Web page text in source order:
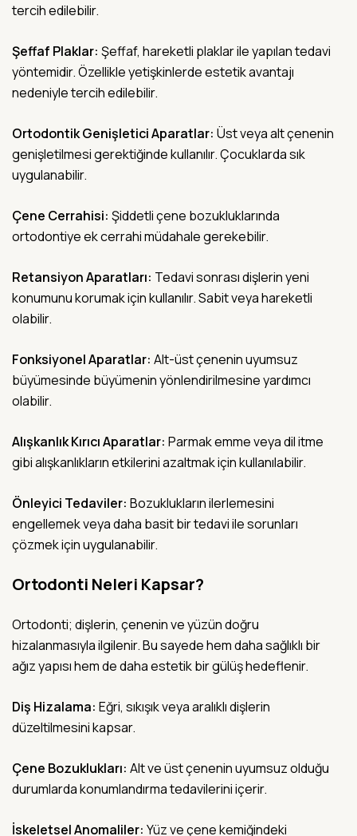
tercih edilebilir.
Şeffaf Plaklar: Şeffaf, hareketli plaklar ile yapılan tedavi
yöntemidir. Özellikle yetişkinlerde estetik avantajı
nedeniyle tercih edilebilir.
Ortodontik Genişletici Aparatlar: Üst veya alt çenenin
genişletilmesi gerektiğinde kullanılır. Çocuklarda sık
uygulanabilir.
Çene Cerrahisi: Şiddetli çene bozukluklarında
ortodontiye ek cerrahi müdahale gerekebilir.
Retansiyon Aparatları: Tedavi sonrası dişlerin yeni
konumunu korumak için kullanılır. Sabit veya hareketli
olabilir.
Fonksiyonel Aparatlar: Alt-üst çenenin uyumsuz
büyümesinde büyümenin yönlendirilmesine yardımcı
olabilir.
Alışkanlık Kırıcı Aparatlar: Parmak emme veya dil itme
gibi alışkanlıkların etkilerini azaltmak için kullanılabilir.
Önleyici Tedaviler: Bozuklukların ilerlemesini
engellemek veya daha basit bir tedavi ile sorunları
çözmek için uygulanabilir.
Ortodonti Neleri Kapsar?
Ortodonti; dişlerin, çenenin ve yüzün doğru
hizalanmasıyla ilgilenir. Bu sayede hem daha sağlıklı bir
ağız yapısı hem de daha estetik bir gülüş hedeflenir.
Diş Hizalama: Eğri, sıkışık veya aralıklı dişlerin
düzeltilmesini kapsar.
Çene Bozuklukları: Alt ve üst çenenin uyumsuz olduğu
durumlarda konumlandırma tedavilerini içerir.
İskeletsel Anomaliler: Yüz ve çene kemiğindeki